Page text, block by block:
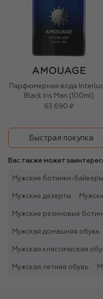
Парфюмерная вода
Black Iris Man (100ml)
63 690 ₽
Быстрая покупка
Вас также может
Мужские ботинки-байкеры
Мужские дезерты
Мужские резиновые
Мужская домашняя обувь
Мужская классическая
Мужская летняя обувь